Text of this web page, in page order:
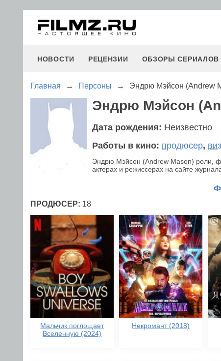
НОВОСТИ РЕЦЕНЗИИ ОБЗОРЫ СЕРИАЛОВ
Главная → Персоны → Эндрю Мэйсон (Andrew
Эндрю Мэйсон
Дата рождения: Неизвестно
Работы в кино: продюсер,
Эндрю Мэйсон (Andrew Mason) роли,
актерах и режиссерах на сайте
ПРОДЮСЕР: 18
Мальчик поглощает
Вселенную (2024)
Некромант (2018)